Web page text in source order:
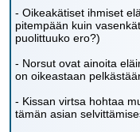
- Oikeakätiset ihmiset
pitempään kuin
puolittuuko ero?)
- Norsut ovat ainoita
on oikeastaan
- Kissan virtsa hohtaa
tämän asian